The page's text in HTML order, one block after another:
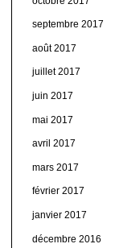
septembre 2017
août 2017
juillet 2017
juin 2017
mai 2017
avril 2017
mars 2017
février 2017
janvier 2017
décembre 2016